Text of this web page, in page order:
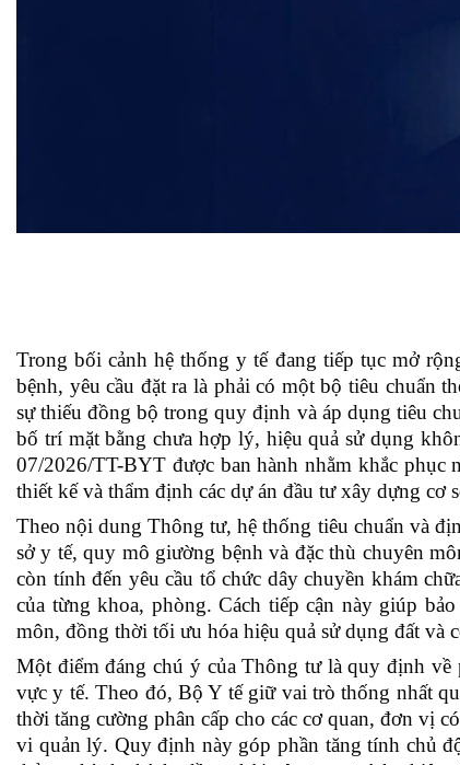
Trong bối cảnh hệ thống y tế đang tiếp tục mở
bệnh, yêu cầu đặt ra là phải có một bộ tiêu chuẩn
sự thiếu đồng bộ trong quy định và áp dụng tiêu
bố trí mặt bằng chưa hợp lý, hiệu quả sử dụng
07/2026/TT-BYT được ban hành nhằm khắc phục
thiết kế và thẩm định các dự án đầu tư xây dựng cơ
Theo nội dung Thông tư, hệ thống tiêu chuẩn và
sở y tế, quy mô giường bệnh và đặc thù chuyên
còn tính đến yêu cầu tổ chức dây chuyền khám
của từng khoa, phòng. Cách tiếp cận này giúp
môn, đồng thời tối ưu hóa hiệu quả sử dụng đất và
Một điểm đáng chú ý của Thông tư là quy định
vực y tế. Theo đó, Bộ Y tế giữ vai trò thống nhất
thời tăng cường phân cấp cho các cơ quan, đơn vị
vi quản lý. Quy định này góp phần tăng tính chủ